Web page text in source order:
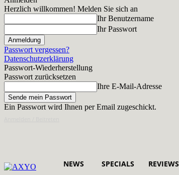
Herzlich willkommen! Melden Sie sich an
Ihr Benutzername
Ihr Passwort
Passwort vergessen?
Datenschutzerklärung
Passwort-Wiederherstellung
Passwort zurücksetzen
Ihre E-Mail-Adresse
Ein Passwort wird Ihnen per Email zugeschickt.
NEWS SPECIALS REVIEWS